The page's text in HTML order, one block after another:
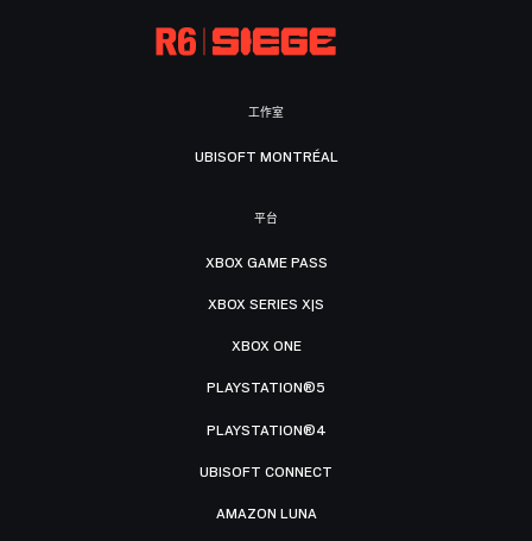
工作室
UBISOFT MONTRÉAL
平台
XBOX GAME PASS
XBOX SERIES X|S
XBOX ONE
PLAYSTATION®5
PLAYSTATION®4
UBISOFT CONNECT
AMAZON LUNA